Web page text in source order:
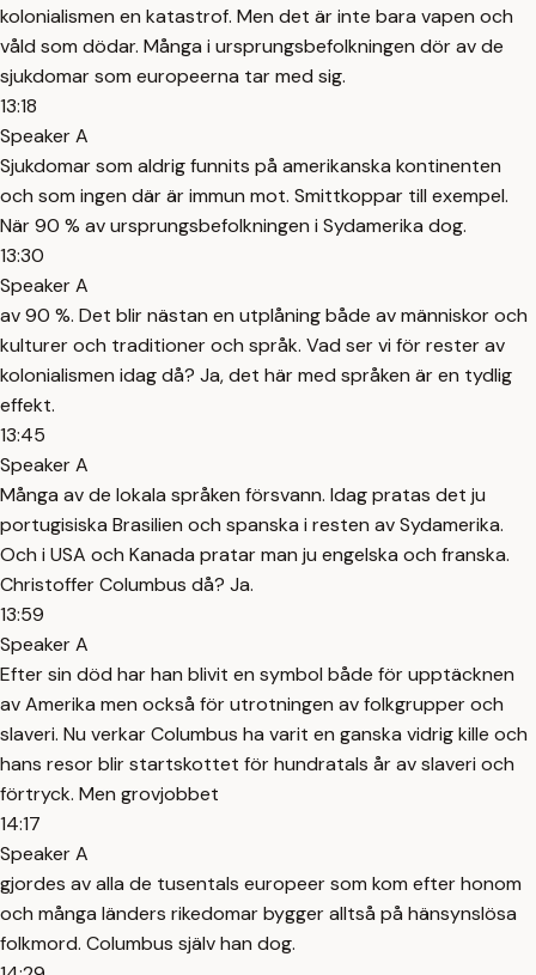
kolonialismen en katastrof. Men det är inte bara vapen och
våld som dödar. Många i ursprungsbefolkningen dör av de
sjukdomar som europeerna tar med sig.
13:18
Speaker A
Sjukdomar som aldrig funnits på amerikanska kontinenten
och som ingen där är immun mot. Smittkoppar till exempel.
När 90 % av ursprungsbefolkningen i Sydamerika dog.
13:30
Speaker A
av 90 %. Det blir nästan en utplåning både av människor och
kulturer och traditioner och språk. Vad ser vi för rester av
kolonialismen idag då? Ja, det här med språken är en tydlig
effekt.
13:45
Speaker A
Många av de lokala språken försvann. Idag pratas det ju
portugisiska Brasilien och spanska i resten av Sydamerika.
Och i USA och Kanada pratar man ju engelska och franska.
Christoffer Columbus då? Ja.
13:59
Speaker A
Efter sin död har han blivit en symbol både för upptäcknen
av Amerika men också för utrotningen av folkgrupper och
slaveri. Nu verkar Columbus ha varit en ganska vidrig kille och
hans resor blir startskottet för hundratals år av slaveri och
förtryck. Men grovjobbet
14:17
Speaker A
gjordes av alla de tusentals europeer som kom efter honom
och många länders rikedomar bygger alltså på hänsynslösa
folkmord. Columbus själv han dog.